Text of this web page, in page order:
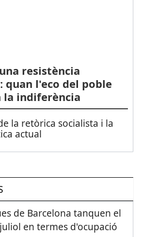
resistència
quan l'eco del poble
la indiferència
la retòrica socialista i la
actual